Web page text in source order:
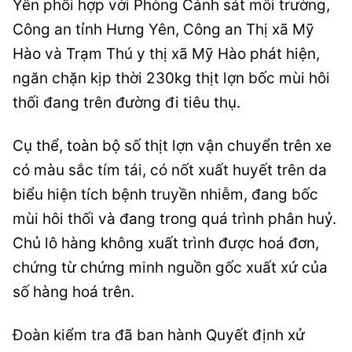
Yên phối hợp với Phòng Cảnh sát môi trường,
Công an tỉnh Hưng Yên, Công an Thị xã Mỹ
Hào và Trạm Thú y thị xã Mỹ Hào phát hiện,
ngăn chặn kịp thời 230kg thịt lợn bốc mùi hôi
thối đang trên đường đi tiêu thụ.
Cụ thể, toàn bộ số thịt lợn vận chuyển trên xe
có màu sắc tím tái, có nốt xuất huyết trên da
biểu hiện tích bệnh truyền nhiễm, đang bốc
mùi hôi thối và đang trong quá trình phân huỷ.
Chủ lô hàng không xuất trình được hoá đơn,
chứng từ chứng minh nguồn gốc xuất xứ của
số hàng hoá trên.
Đoàn kiểm tra đã ban hành Quyết định xử